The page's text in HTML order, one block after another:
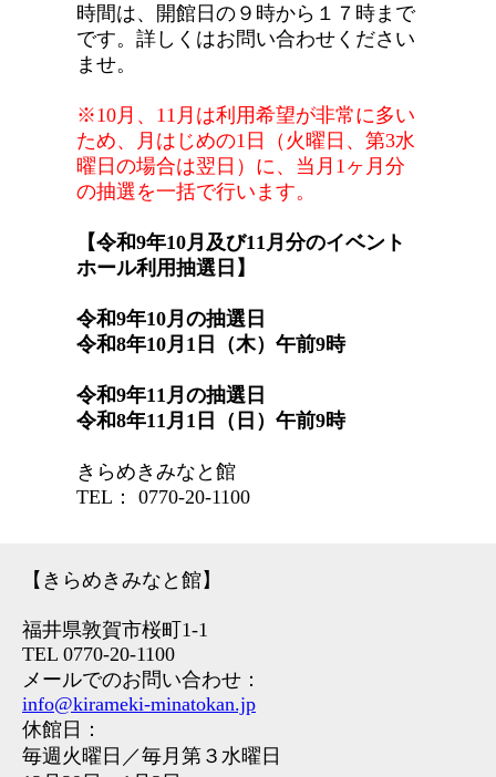
時間は、開館日の９時から１７時まで
です。詳しくはお問い合わせください
ませ。
※10月、11月は利用希望が非常に多い
ため、月はじめの1日（火曜日、第3水
曜日の場合は翌日）に、当月1ヶ月分
の抽選を一括で行います。
【令和9年10月及び11月分のイベント
ホール利用抽選日】
令和9年10月の抽選日
令和8年10月1日（木）午前9時
令和9年11月の抽選日
令和8年11月1日（日）午前9時
きらめきみなと館
TEL： 0770-20-1100
【きらめきみなと館】
福井県敦賀市桜町1-1
TEL 0770-20-1100
メールでのお問い合わせ：
info@kirameki-minatokan.jp
休館日：
毎週火曜日／毎月第３水曜日